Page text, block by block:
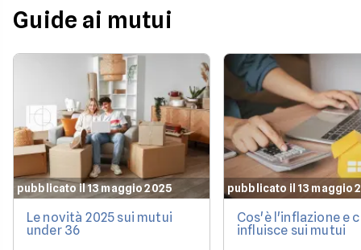
Guide ai mutui
pubblicato il 13 maggio 2025
Le novità 2025 sui mutui
under 36
pubblicato il 13 maggio
Cos'è l'inflazione e
influisce sui mutui